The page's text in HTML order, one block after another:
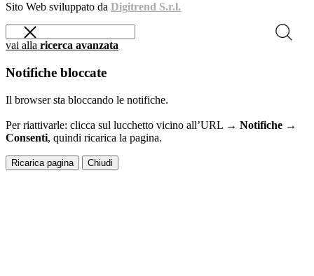
Sito Web sviluppato da Digitrend S.r.l.
vai alla ricerca avanzata
Notifiche bloccate
Il browser sta bloccando le notifiche.
Per riattivarle: clicca sul lucchetto vicino all’URL → Notifiche →
Consenti, quindi ricarica la pagina.
Ricarica pagina Chiudi